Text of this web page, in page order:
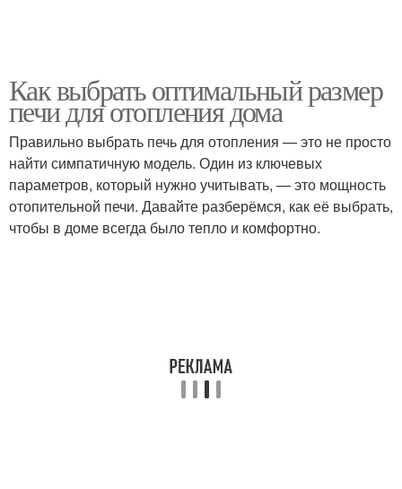
Как выбрать оптимальный размер
печи для отопления дома
Правильно выбрать печь для отопления — это не просто
найти симпатичную модель. Один из ключевых
параметров, который нужно учитывать, — это мощность
отопительной печи. Давайте разберёмся, как её выбрать,
чтобы в доме всегда было тепло и комфортно.